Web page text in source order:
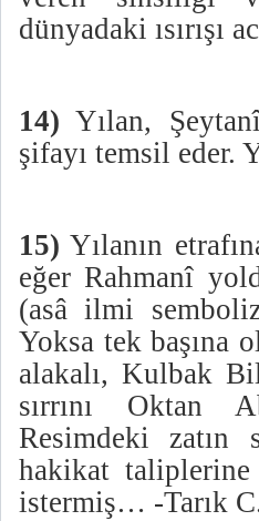
dünyadaki ısırışı
14) Yılan,
şifayı temsil eder.
15) Yılanın
eğer Rahmanî
(asâ ilmi
Yoksa tek başına
alakalı, Kulbak
sırrını Oktan
Resimdeki zatın
hakikat
istermiş… -Tarık